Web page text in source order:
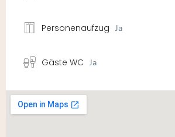
Personenaufzug Ja
Gäste WC Ja